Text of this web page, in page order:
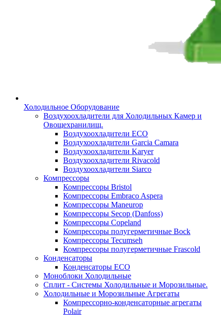
Холодильное Оборудование
Воздухоохладители для Холодильных Камер и
Овощехранилищ.
Воздухоохладители ECO
Воздухоохладители Garcia Camara
Воздухоохладители Karyer
Воздухоохладители Rivacold
Воздухоохладители Siarco
Компрессоры
Компрессоры Bristol
Компрессоры Embraco Aspera
Компрессоры Maneurop
Компрессоры Secop (Danfoss)
Компрессоры Copeland
Компрессоры полугерметичные Bock
Компрессоры Tecumseh
Компрессоры полугерметичные Frascold
Конденсаторы
Конденсаторы ECO
Моноблоки Холодильные
Сплит - Системы Холодильные и Морозильные.
Холодильные и Морозильные Агрегаты
Компрессорно-конденсаторные агрегаты
Polair